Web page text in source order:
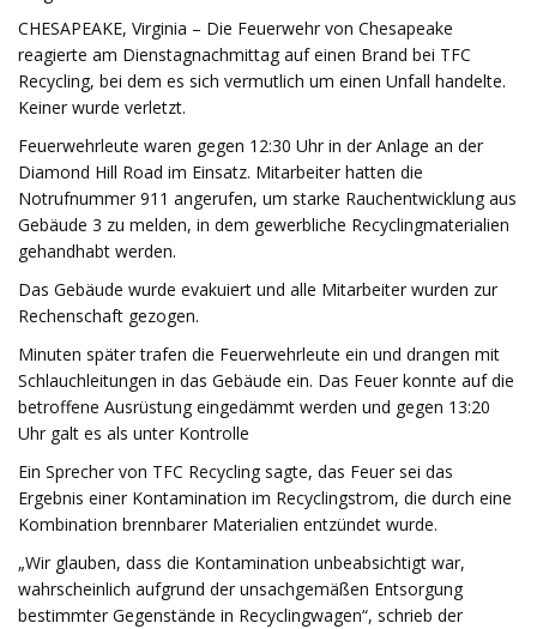
CHESAPEAKE, Virginia – Die Feuerwehr von Chesapeake
reagierte am Dienstagnachmittag auf einen Brand bei TFC
Recycling, bei dem es sich vermutlich um einen Unfall handelte.
Keiner wurde verletzt.
Feuerwehrleute waren gegen 12:30 Uhr in der Anlage an der
Diamond Hill Road im Einsatz. Mitarbeiter hatten die
Notrufnummer 911 angerufen, um starke Rauchentwicklung aus
Gebäude 3 zu melden, in dem gewerbliche Recyclingmaterialien
gehandhabt werden.
Das Gebäude wurde evakuiert und alle Mitarbeiter wurden zur
Rechenschaft gezogen.
Minuten später trafen die Feuerwehrleute ein und drangen mit
Schlauchleitungen in das Gebäude ein. Das Feuer konnte auf die
betroffene Ausrüstung eingedämmt werden und gegen 13:20
Uhr galt es als unter Kontrolle
Ein Sprecher von TFC Recycling sagte, das Feuer sei das
Ergebnis einer Kontamination im Recyclingstrom, die durch eine
Kombination brennbarer Materialien entzündet wurde.
„Wir glauben, dass die Kontamination unbeabsichtigt war,
wahrscheinlich aufgrund der unsachgemäßen Entsorgung
bestimmter Gegenstände in Recyclingwagen“, schrieb der